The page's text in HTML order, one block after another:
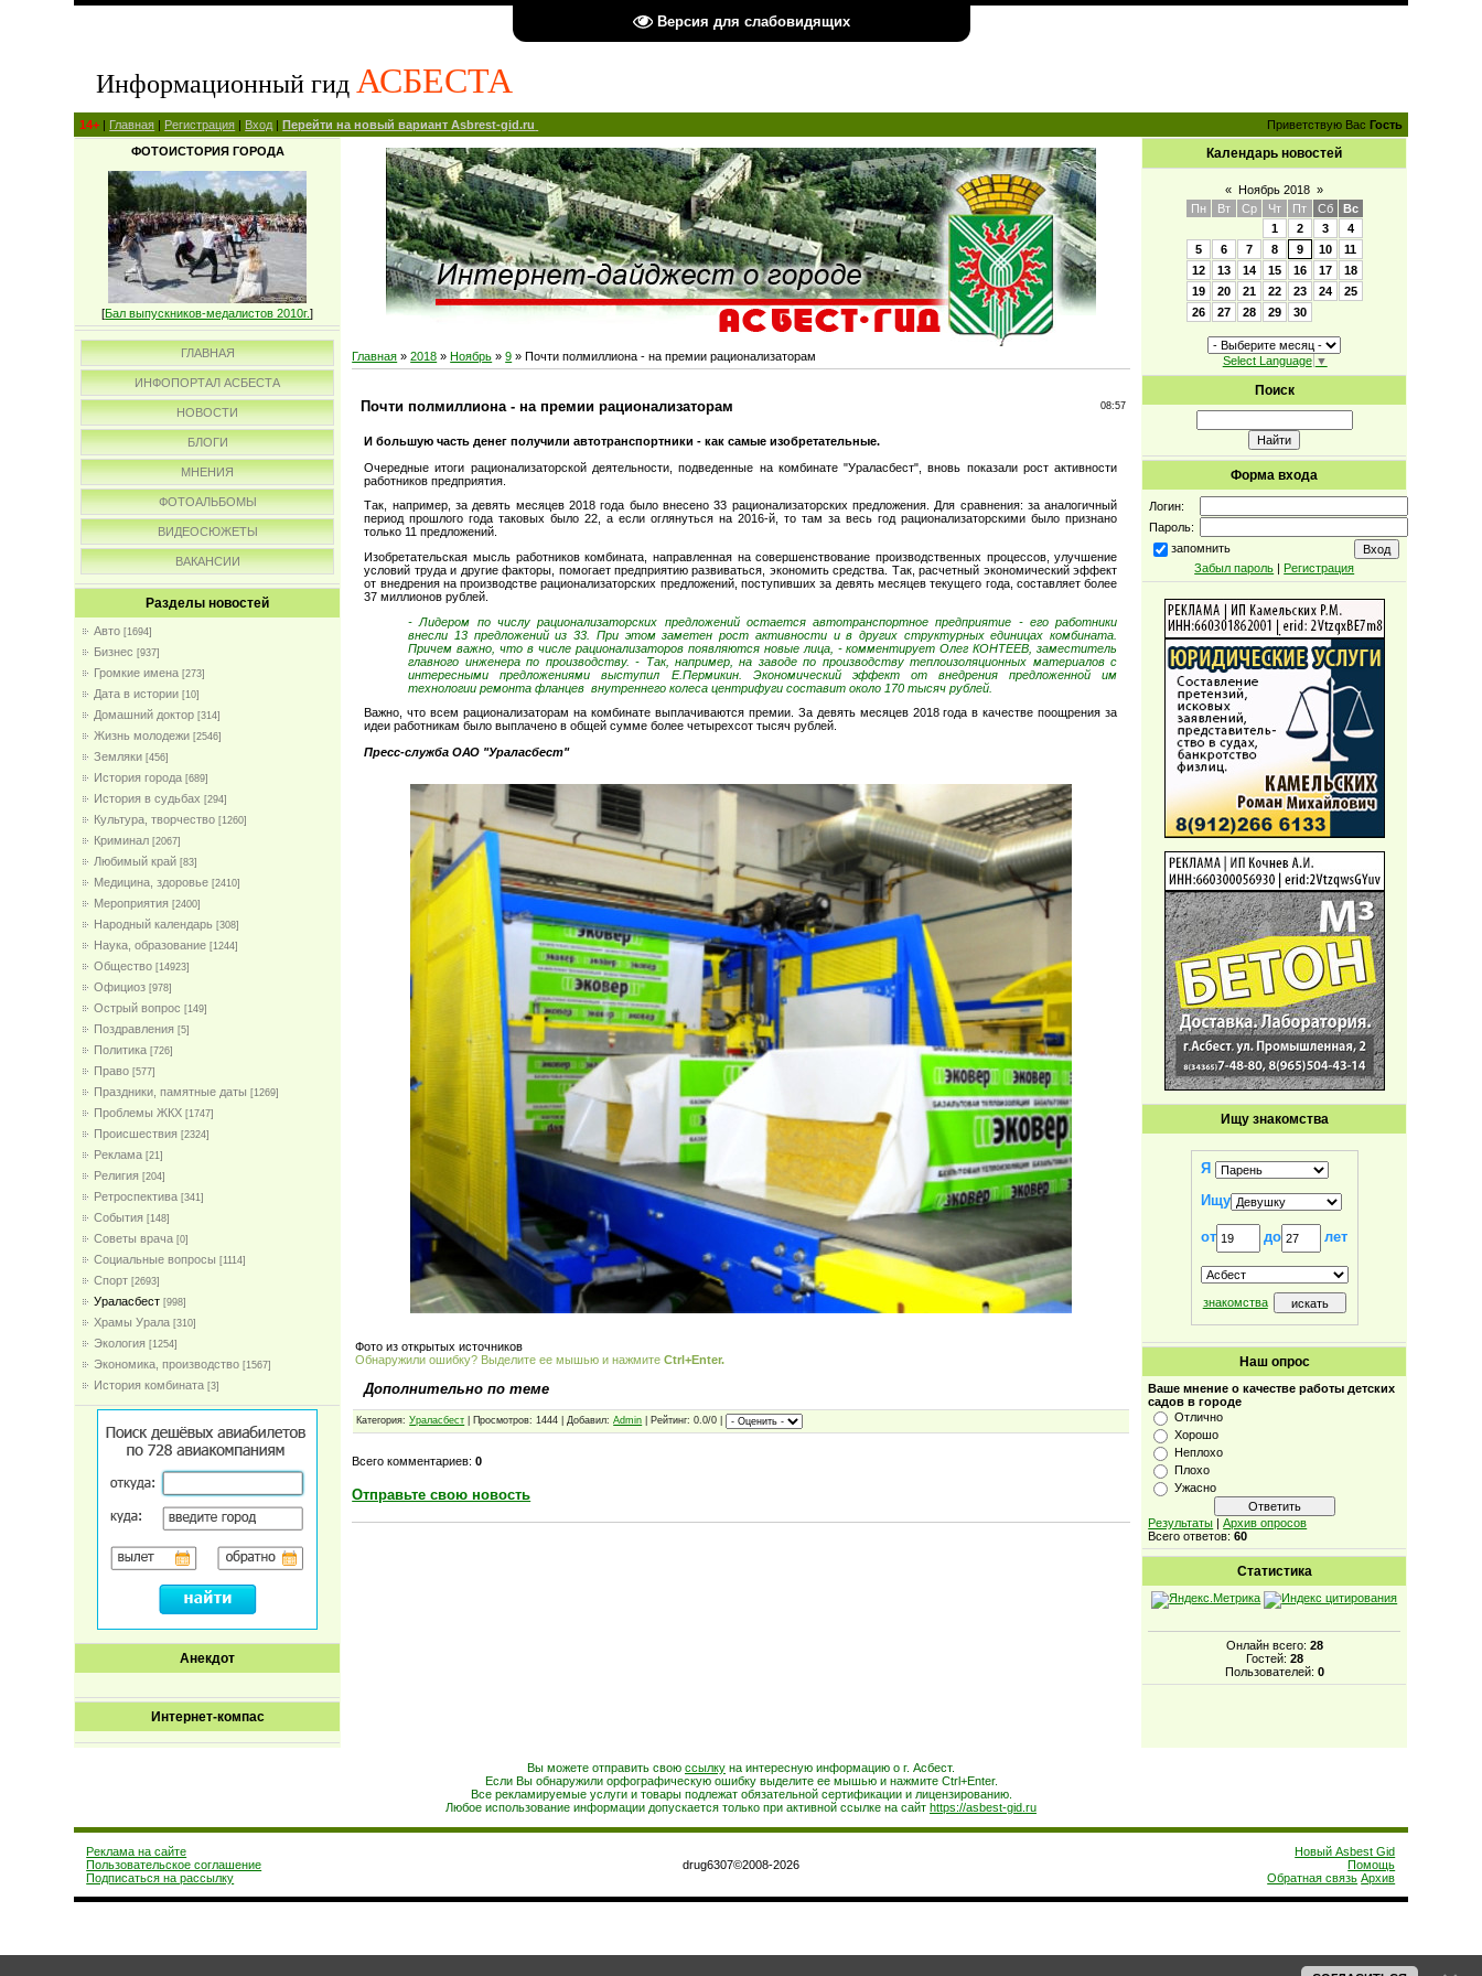
Версия для слабовидящих
Информационный гид АСБЕСТА
14+ | Главная | Регистрация | Вход |Перейти на новый вариант Asbrest-gid.ru Приветствую Вас Гость
ФОТОИСТОРИЯ ГОРОДА
[Бал выпускников-медалистов 2010г.]
ГЛАВНАЯ
ИНФОПОРТАЛ АСБЕСТА
НОВОСТИ
БЛОГИ
МНЕНИЯ
ФОТОАЛЬБОМЫ
ВИДЕОСЮЖЕТЫ
ВАКАНСИИ
Разделы новостей
Авто [1694]
Бизнес [937]
Громкие имена [273]
Дата в истории [10]
Домашний доктор [314]
Жизнь молодежи [2546]
Земляки [456]
История города [689]
История в судьбах [294]
Культура, творчество [1260]
Криминал [2067]
Любимый край [83]
Медицина, здоровье [2410]
Мероприятия [2400]
Народный календарь [308]
Наука, образование [1244]
Общество [14923]
Официоз [978]
Острый вопрос [149]
Поздравления [5]
Политика [726]
Право [577]
Праздники, памятные даты [1269]
Проблемы ЖКХ [1747]
Проиcшествия [2324]
Реклама [21]
Религия [204]
Ретроспектива [341]
События [148]
Советы врача [0]
Социальные вопросы [1114]
Спорт [2693]
Ураласбест [998]
Храмы Урала [310]
Экология [1254]
Экономика, производство [1567]
История комбината [3]
Анекдот
Интернет-компас
Главная »2018 » Ноябрь » 9 » Почти полмиллиона - на премии рационализаторам
Почти полмиллиона - на премии рационализаторам 08:57
И большую часть денег получили автотранспортники - как самые изобретательные.
Очередные итоги рационализаторской деятельности, подведенные на комбинате "Ураласбест", вновь показали рост активности
работников предприятия.
Так, например, за девять месяцев 2018 года было внесено 33 рационализаторских предложения. Для сравнения: за аналогичный
период прошлого года таковых было 22, а если оглянуться на 2016-й, то там за весь год рационализаторскими было признано
только 11 предложений.
Изобретательская мысль работников комбината, направленная на совершенствование производственных процессов, улучшение
условий труда и другие факторы, помогает предприятию развиваться, экономить средства. Так, расчетный экономический эффект
от внедрения на производстве рационализаторских предложений, поступивших за девять месяцев текущего года, составляет более
37 миллионов рублей.
- Лидером по числу рационализаторских предложений остается автотранспортное предприятие - его работники
внесли 13 предложений из 33. При этом заметен рост активности и в других структурных единицах комбината.
Причем важно, что в числе рационализаторов появляются новые лица, - комментирует Олег КОНТЕЕВ, заместитель
главного инженера по производству. - Так, например, на заводе по производству теплоизоляционных материалов с
интересными предложениями выступил Е.Пермикин. Экономический эффект от внедрения предложенной им
технологии ремонта фланцев внутреннего колеса центрифуги составит около 170 тысяч рублей.
Важно, что всем рационализаторам на комбинате выплачиваются премии. За девять месяцев 2018 года в качестве поощрения за
идеи работникам было выплачено в общей сумме более четырехсот тысяч рублей.
Пресс-служба ОАО "Ураласбест"
Фото из открытых источников
Обнаружили ошибку? Выделите ее мышью и нажмитеCtrl+Enter.
Дополнительно по теме
Категория:Ураласбест | Просмотров: 1444 | Добавил:Admin | Рейтинг: 0.0/0 |
Всего комментариев:0
Отправьте свою новость
Календарь новостей
« Ноябрь 2018 »
Пн
Вт Ср Чт Пт Сб
Вс
1
2 3
4
5
6 7 8 9 10
11
12
13 14 15 16 17
18
19
20 21 22 23 24
25
26
27 28 29 30
Select Language ▼
Поиск
Форма входа
Логин:
Пароль:
запомнить
Забыл пароль | Регистрация
Ищу знакомства
Я
Ищу
от до лет
знакомства
Наш опрос
Ваше мнение о качестве работы детских
садов в городе
Отлично
Хорошо
Неплохо
Плохо
Ужасно
Результаты |Архив опросов
Всего ответов:60
Статистика
Онлайн всего: 28
Гостей: 28
Пользователей: 0
Вы можете отправить свою ссылку на интересную информацию о г. Асбест.
Если Вы обнаружили орфографическую ошибку выделите ее мышью и нажмите Ctrl+Enter.
Все рекламируемые услуги и товары подлежат обязательной сертификации и лицензированию.
Любое использование информации допускается только при активной ссылке на сайт https://asbest-gid.ru
Реклама на сайте
Пользовательское соглашение
Подписаться на рассылку
drug6307©2008-2026
Новый Asbest Gid
Помощь
Обратная связь Архив